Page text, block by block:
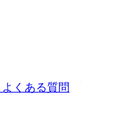
よくある質問